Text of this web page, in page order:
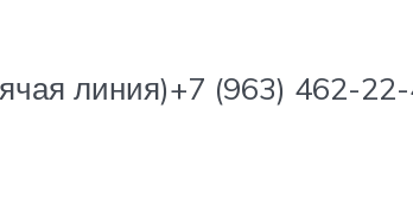
линия)+7 (963) 462-